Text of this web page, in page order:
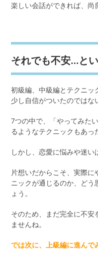
楽しい会話ができれば、尚
それでも不安…と
初級編、中級編とテクニッ
少し自信がついたのではな
7つの中で、「やってみた
るようなテクニックもあっ
しかし、恋愛に悩みや迷い
片想いだからこそ、実際
ニックが通じるのか、どう
ょう。
そのため、まだ完全に不
ませんね。
では次に、上級編に進んで